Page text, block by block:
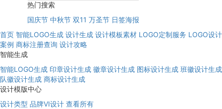
热门搜索
国庆节 中秋节 双11 万圣节 日签海报
首页 智能LOGO生成 设计生成 设计模板素材 LOGO定制服务 LOGO设计
案例 商标注册查询 设计攻略
智能生成
智能LOGO生成 印章设计生成 徽章设计生成 图标设计生成 班徽设计生成
队徽设计生成 商标设计生成
设计模版中心
设计类型 品牌VI设计 查看所有